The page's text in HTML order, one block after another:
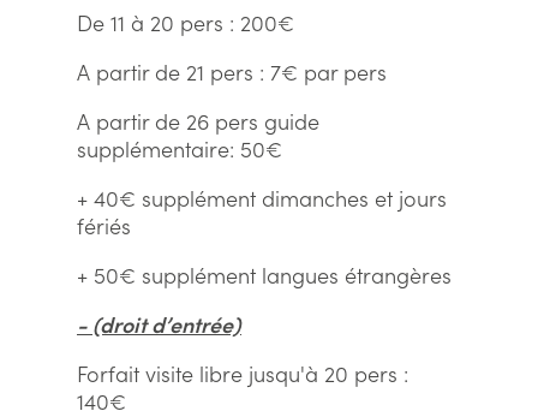
De 11 à 20 pers : 200€
A partir de 21 pers : 7€ par pers
A partir de 26 pers guide
supplémentaire: 50€
+ 40€ supplément dimanches et jours
fériés
+ 50€ supplément langues étrangères
- (droit d’entrée)
Forfait visite libre jusqu'à 20 pers :
140€